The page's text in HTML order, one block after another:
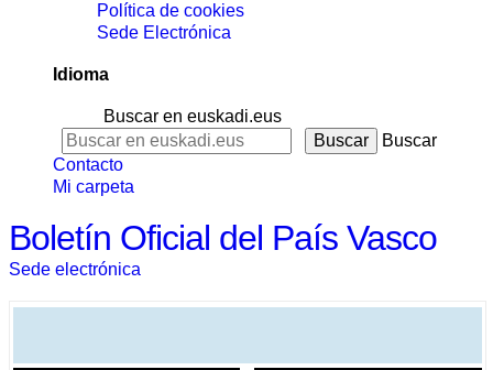
Política de cookies
Sede Electrónica
Idioma
Buscar en euskadi.eus
Buscar
Contacto
Mi carpeta
Boletín Oficial del País Vasco
Sede electrónica